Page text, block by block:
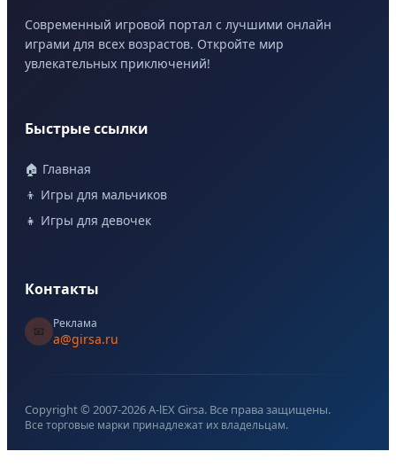
Современный игровой портал с лучшими онлайн
играми для всех возрастов. Откройте мир
увлекательных приключений!
Быстрые ссылки
🏠 Главная
👦 Игры для мальчиков
👧 Игры для девочек
Контакты
📧
Реклама
a@girsa.ru
Copyright © 2007-2026A-lEX Girsa. Все права защищены.
Все торговые марки принадлежат их владельцам.